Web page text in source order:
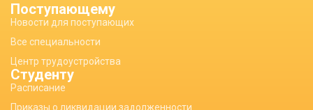
Поступающему
Новости для поступающих
Все специальности
Центр трудоустройства
Студенту
Расписание
Приказы о ликвидации задолженности